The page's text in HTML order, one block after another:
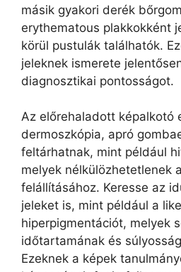
másik gyakori derék
erythematous plakkokként
körül pustulák találhatók.
jeleknek ismerete
diagnosztikai pontosságot.
Az előrehaladott képalkotó
dermoszkópia, apró
feltárhatnak, mint például
melyek nélkülözhetetlenek
felállításához. Keresse az
jeleket is, mint például a
hiperpigmentációt, melyek
időtartamának és
Ezeknek a képek